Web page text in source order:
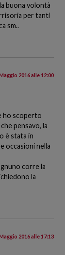
buona volontà
per tanti
sm..
2016 alle 12:00
ho scoperto
pensavo, la
è stata in
occasioni nella
corre la
la
2016 alle 17:13